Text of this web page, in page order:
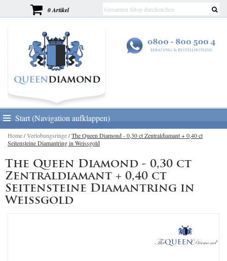
0 Artikel
Start (Navigation aufklappen)
Home/Verlobungsringe/The Queen Diamond - 0,30 ct Zentraldiamant + 0,40 ct
Seitensteine Diamantring in Weissgold
The Queen Diamond - 0,30 ct
Zentraldiamant + 0,40 ct
Seitensteine Diamantring in
Weissgold